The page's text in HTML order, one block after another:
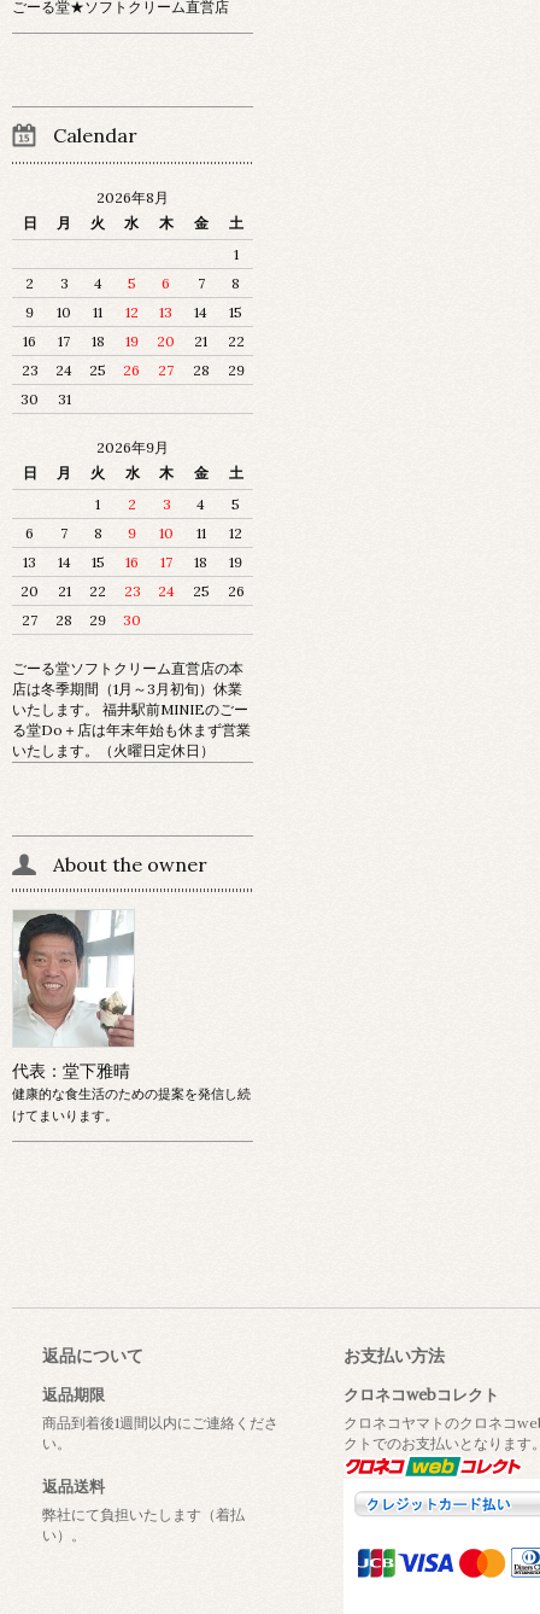
ごーる堂★ソフトクリーム直営店
Calendar
2026年8月
日
月 火 水 木 金
土
1
2
3 4 5 6 7
8
9
10 11 12 13 14
15
16
17 18 19 20 21
22
23
24 25 26 27 28
29
30
31
2026年9月
日
月 火 水 木 金
土
1
2 3 4
5
6
7 8 9 10 11
12
13
14 15 16 17 18
19
20
21 22 23 24 25
26
27
28 29 30
ごーる堂ソフトクリーム直営店の本
店は冬季期間（1月～3月初旬）休業
いたします。 福井駅前MINIEのごー
る堂Do＋店は年末年始も休まず営業
いたします。（火曜日定休日）
About the owner
代表：堂下雅晴
健康的な食生活のための提案を発信し続
けてまいります。
返品について
返品期限
商品到着後1週間以内にご連絡くださ
い。
返品送料
弊社にて負担いたします（着払
い）。
お支払い方法
クロネコwebコレクト
クロネコヤマトのクロネコ
クトでのお支払いとなります